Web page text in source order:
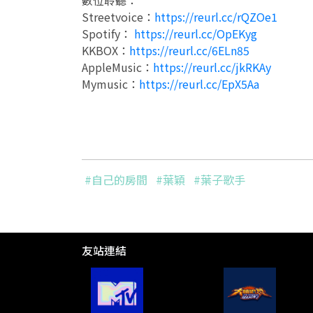
Streetvoice： https://reurl.cc/rQZOe1
Spotify： https://reurl.cc/OpEKyg
KKBOX： https://reurl.cc/6ELn85
AppleMusic： https://reurl.cc/jkRKAy
Mymusic： https://reurl.cc/EpX5Aa
#自己的房間 #葉穎 #葉子歌手
友站連結